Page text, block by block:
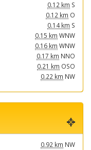
0.12 km S
0.12 km O
0.14 km S
0.15 km WNW
0.16 km WNW
0.17 km NNO
0.21 km OSO
0.22 km NW
0.92 km NW